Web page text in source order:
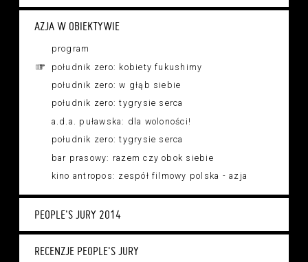
AZJA W OBIEKTYWIE
program
południk zero: kobiety fukushimy
południk zero: w głąb siebie
południk zero: tygrysie serca
a.d.a. puławska: dla woloności!
południk zero: tygrysie serca
bar prasowy: razem czy obok siebie
kino antropos: zespół filmowy polska - azja
PEOPLE'S JURY 2014
RECENZJE PEOPLE'S JURY